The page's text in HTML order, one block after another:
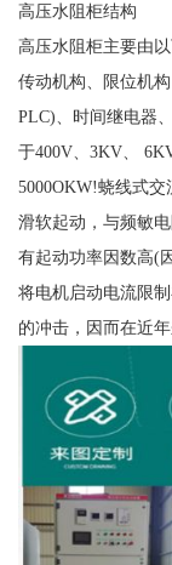
高压水阻柜结构
高压水阻柜主要由
传动机构、限位机
PLC)、时间继电器
于400V、3KV、
5000OKW!蛲线式
滑软起动，与频敏
有起动功率因数高(
将电机启动电流限
的冲击，因而在近